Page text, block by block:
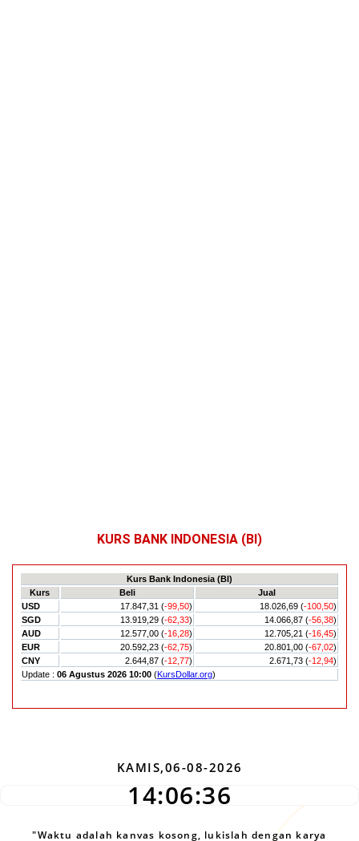
KURS BANK INDONESIA (BI)
KAMIS,06-08-2026
14:06:37
"Waktu adalah kanvas kosong, lukislah dengan karya